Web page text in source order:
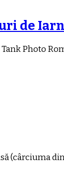
de
Photo
(cârciuma